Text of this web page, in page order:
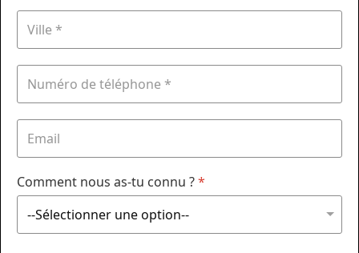
Comment nous as-tu connu ?*